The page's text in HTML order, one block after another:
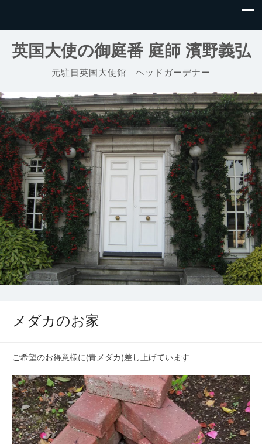
英国大使の御庭番 庭師 濱野義弘
元駐日英国大使館 ヘッドガーデナー
メダカのお家
ご希望のお得意様に(青メダカ)差し上げています